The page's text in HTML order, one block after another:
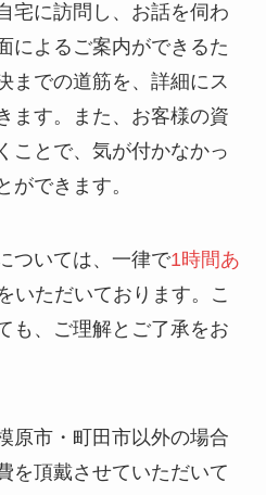
宅に訪問し、お話を伺わ
によるご案内ができるた
までの道筋を、詳細にス
ます。また、お客様の資
ことで、気が付かなかっ
ができます。
ついては、一律で1時間あ
いただいております。こ
も、ご理解とご了承をお
原市・町田市以外の場合
を頂戴させていただいて